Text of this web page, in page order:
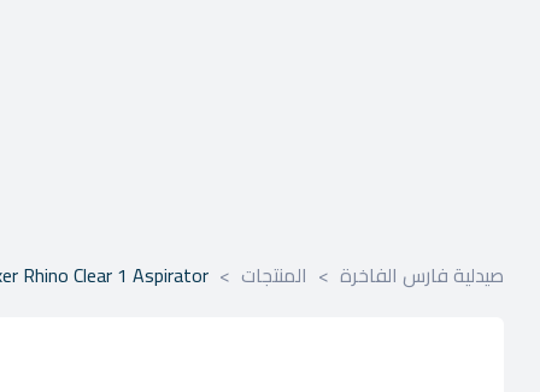
صيدلية فارس الفاخرة > المنتجات >
Rhino Clear 1 Aspirator